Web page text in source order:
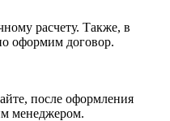
расчету. Также, в
оформим договор.
после оформления
менеджером.